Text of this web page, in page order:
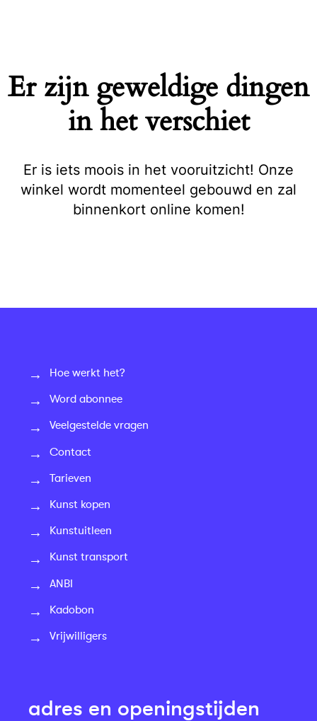
Er zijn geweldige dingen
in het verschiet
Er is iets moois in het vooruitzicht! Onze
winkel wordt momenteel gebouwd en zal
binnenkort online komen!
Hoe werkt het?
Word abonnee
Veelgestelde vragen
Contact
Tarieven
Kunst kopen
Kunstuitleen
Kunst transport
ANBI
Kadobon
Vrijwilligers
adres en openingstijden